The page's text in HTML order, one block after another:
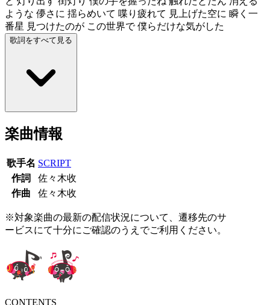
ような 儚さに 揺らめいて 喋り疲れて 見上げた空に 瞬く一
番星 見つけたのが この世界で 僕らだけな気がした
歌詞をすべて見る
楽曲情報
歌手名 SCRIPT
作詞
佐々木收
作曲
佐々木收
※対象楽曲の最新の配信状況について、遷移先のサ
ービスにて十分にご確認のうえでご利用ください。
CONTENTS